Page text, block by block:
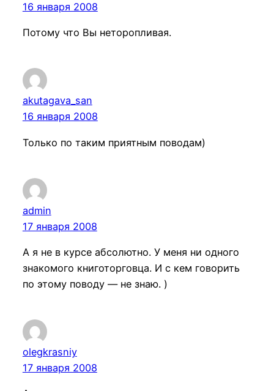
16 января 2008
Потому что Вы неторопливая.
akutagava_san
16 января 2008
Только по таким приятным поводам)
admin
17 января 2008
А я не в курсе абсолютно. У меня ни одного
знакомого книготорговца. И с кем говорить
по этому поводу — не знаю. )
olegkrasniy
17 января 2008